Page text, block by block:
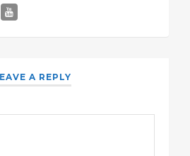
A REPLY